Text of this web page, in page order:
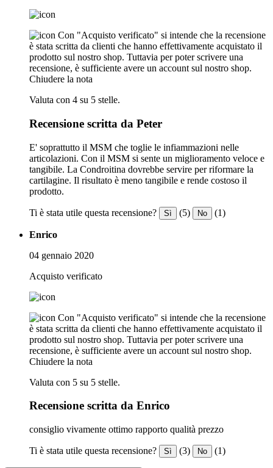
Con "Acquisto verificato" si intende che la recensione
è stata scritta da clienti che hanno effettivamente acquistato il
prodotto sul nostro shop. Tuttavia per poter scrivere una
recensione, è sufficiente avere un account sul nostro shop.
Chiudere la nota
Valuta con 4 su 5 stelle.
Recensione scritta da Peter
E' soprattutto il MSM che toglie le infiammazioni nelle
articolazioni. Con il MSM si sente un miglioramento veloce e
tangibile. La Condroitina dovrebbe servire per riformare la
cartilagine. Il risultato è meno tangibile e rende costoso il
prodotto.
Ti è stata utile questa recensione? Sì (5) No (1)
Enrico
04 gennaio 2020
Acquisto verificato
Con "Acquisto verificato" si intende che la recensione
è stata scritta da clienti che hanno effettivamente acquistato il
prodotto sul nostro shop. Tuttavia per poter scrivere una
recensione, è sufficiente avere un account sul nostro shop.
Chiudere la nota
Valuta con 5 su 5 stelle.
Recensione scritta da Enrico
consiglio vivamente ottimo rapporto qualità prezzo
Ti è stata utile questa recensione? Sì (3) No (1)